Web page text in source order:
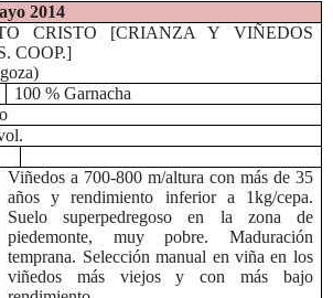
2014
CRISTO [CRIANZA Y VIÑEDOS
COOP.]
100 % Garnacha
Viñedos a 700-800 m/altura con más de 35
años y rendimiento inferior a 1kg/cepa.
Suelo superpedregoso en la zona de
piedemonte, muy pobre. Maduración
temprana. Selección manual en viña en los
viñedos más viejos y con más bajo